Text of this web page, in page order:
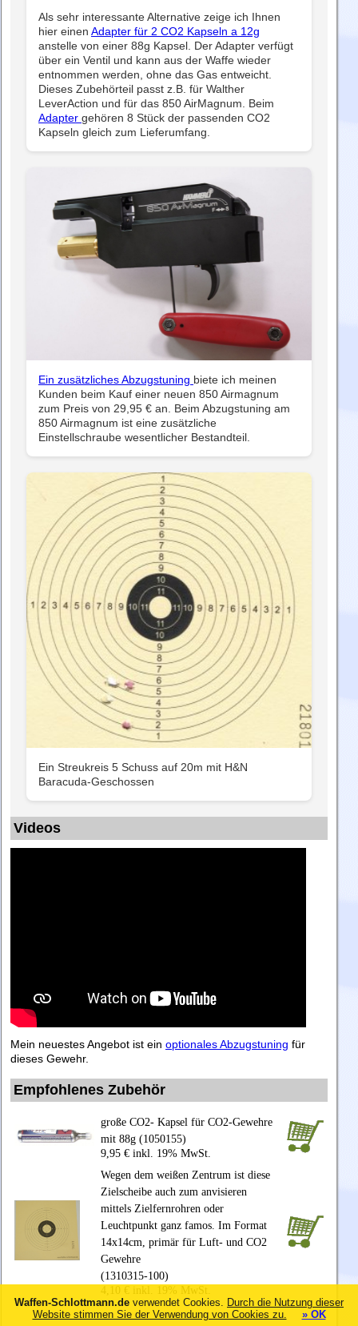
Als sehr interessante Alternative zeige ich Ihnen
hier einen Adapter für 2 CO2 Kapseln a 12g
anstelle von einer 88g Kapsel. Der Adapter verfügt
über ein Ventil und kann aus der Waffe wieder
entnommen werden, ohne das Gas entweicht.
Dieses Zubehörteil passt z.B. für Walther
LeverAction und für das 850 AirMagnum. Beim
Adapter gehören 8 Stück der passenden CO2
Kapseln gleich zum Lieferumfang.
Ein zusätzliches Abzugstuning biete ich meinen
Kunden beim Kauf einer neuen 850 Airmagnum
zum Preis von 29,95 € an. Beim Abzugstuning am
850 Airmagnum ist eine zusätzliche
Einstellschraube wesentlicher Bestandteil.
Ein Streukreis 5 Schuss auf 20m mit H&N
Baracuda-Geschossen
Videos
Mein neuestes Angebot ist ein optionales Abzugstuning für
dieses Gewehr.
Empfohlenes Zubehör
große CO2- Kapsel für CO2-Gewehre
mit 88g (1050155)
9,95 € inkl. 19% MwSt.
Wegen dem weißen Zentrum ist diese
Zielscheibe auch zum anvisieren
mittels Zielfernrohren oder
Leuchtpunkt ganz famos. Im Format
14x14cm, primär für Luft- und CO2
Gewehre
(1310315-100)
4,10 € inkl. 19% MwSt.
Waffen-Schlottmann.de verwendet Cookies. Durch die Nutzung dieser
Website stimmen Sie der Verwendung von Cookies zu.
» OK